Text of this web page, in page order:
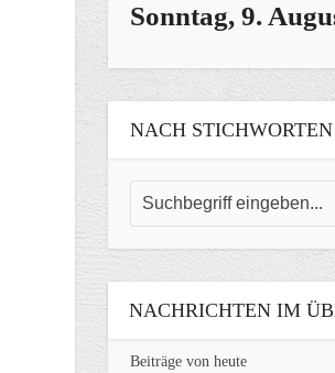
Sonntag, 9.
NACH
NACHRICHTEN IM
Beiträge von heute